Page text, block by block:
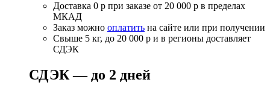
Доставка 0 р при заказе от 20 000 р в пределах
МКАД
Заказ можно оплатить на сайте или при получении
Свыше 5 кг, до 20 000 р и в регионы доставляет
СДЭК
СДЭК — до 2 дней